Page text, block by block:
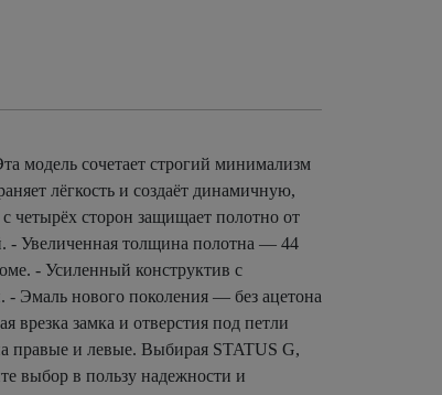
модель сочетает строгий минимализм
лёгкость и создаёт динамичную,
четырёх сторон защищает полотно от
- Увеличенная толщина полотна — 44
- Усиленный конструктив с
- Эмаль нового поколения — без ацетона
замка и отверстия под петли
правые и левые. Выбирая STATUS G,
выбор в пользу надежности и